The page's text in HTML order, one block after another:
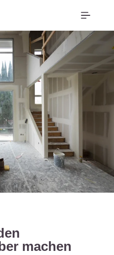
machen